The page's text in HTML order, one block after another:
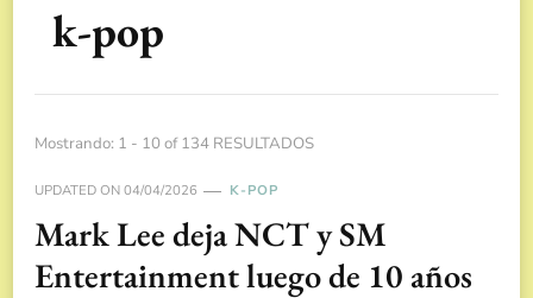
k-pop
Mostrando: 1 - 10 of 134 RESULTADOS
UPDATED ON 04/04/2026 K-POP
Mark Lee deja NCT y SM
Entertainment luego de 10 años